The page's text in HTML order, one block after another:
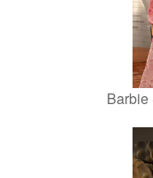
Barbie